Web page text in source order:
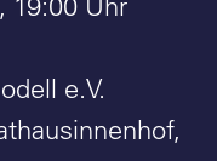
e.V.